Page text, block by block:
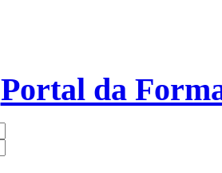
Portal da